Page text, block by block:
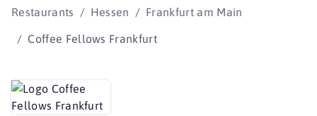
Restaurants Hessen Frankfurt am Main
Coffee Fellows Frankfurt